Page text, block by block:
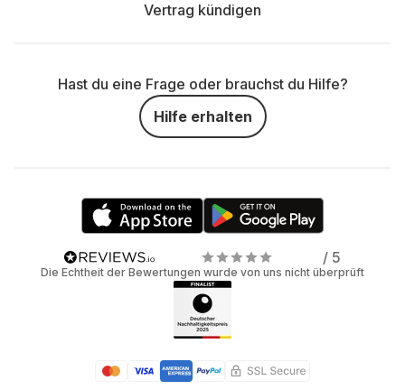
Vertrag kündigen
Hast du eine Frage oder brauchst du Hilfe?
Hilfe erhalten
/ 5
Die Echtheit der Bewertungen wurde von uns nicht überprüft